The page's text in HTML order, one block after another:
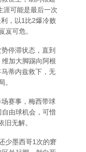
涯可能是最后一次
，以1比2爆冷败
岌可危。
停滞状态，直到
加大脚踢向阿根
蒂内兹救下，无
。
赛事，梅西带球
由球机会，可惜
旧无解。
少墨西哥1次的窘